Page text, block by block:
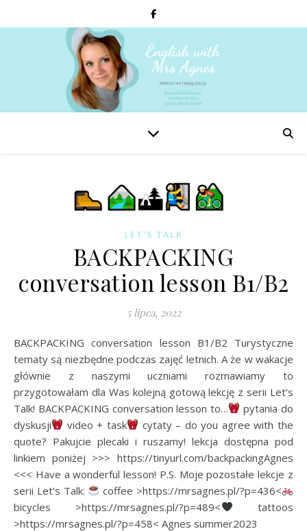
LET'S TALK
BACKPACKING
conversation lesson B1/B2
5 lipca, 2022
BACKPACKING conversation lesson B1/B2 Turystyczne
tematy są niezbędne podczas zajęć letnich. A że w wakacje
głównie z naszymi uczniami rozmawiamy to
przygotowałam dla Was kolejną gotową lekcję z serii Let’s
Talk! BACKPACKING conversation lesson to…
pytania do
dyskusji
video + task
cytaty – do you agree with the
quote? Pakujcie plecaki i ruszamy! lekcja dostępna pod
linkiem poniżej >>> https://tinyurl.com/backpackingAgnes
<<< Have a wonderful lesson! P.S. Moje pozostałe lekcje z
serii Let’s Talk:
coffee >https://mrsagnes.pl/?p=436<
bicycles >https://mrsagnes.pl/?p=489<
tattoos
>https://mrsagnes.pl/?p=458< Agnes summer2023